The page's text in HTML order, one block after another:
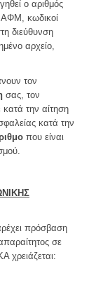
ο αριθμός
ΑΦΜ, κωδικοί
διεύθυνση
αρχείο,
τον
σας, τον
την αίτηση
κατά την
που είναι
πρόσβαση
σε
χρειάζεται: